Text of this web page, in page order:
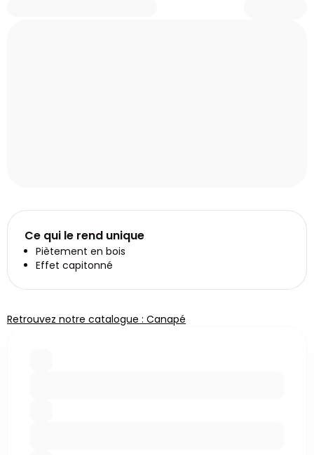
Ce qui le rend unique
Piètement en bois
Effet capitonné
Retrouvez notre catalogue : Canapé